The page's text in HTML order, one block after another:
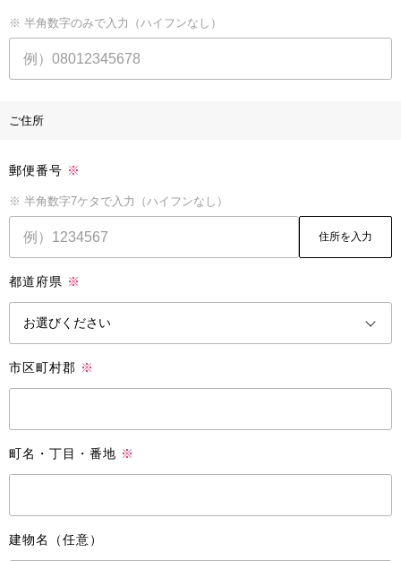
※ 半角数字のみで入力（ハイフンなし）
ご住所
郵便番号 ※
※ 半角数字7ケタで入力（ハイフンなし）
住所を入力
都道府県 ※
市区町村郡 ※
町名・丁目・番地 ※
建物名（任意）